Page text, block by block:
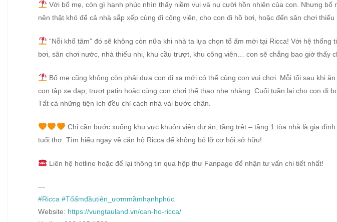
Với bố mẹ, còn gì hạnh phúc nhìn thấy niềm vui và nụ cười hồn nhiên của con. Nhưng bố
nên thật khó để cả nhà sắp xếp cùng đi công viên, cho con đi hồ bơi, hoặc đến sân chơi thiếu
“Nỗi khổ tâm” đó sẽ không còn nữa khi nhà ta lựa chọn tổ ấm mới tại Ricca! Với hệ thống
bơi, sân chơi nước, nhà thiếu nhi, khu cầu trượt, khu công viên… con sẽ chẳng bao giờ thấy
Bố mẹ cũng không còn phải đưa con đi xa mới có thể cùng con vui chơi. Mỗi tối sau khi
con tập xe đạp, trượt patin hoặc cùng con chơi thể thao nhẹ nhàng. Cuối tuần lại cho con đi
Tất cả những tiện ích đều chỉ cách nhà vài bước chân.
Chỉ cần bước xuống khu vực khuôn viên dự án, tầng trệt – tầng 1 tòa nhà là gia
tuổi thơ. Tìm hiểu ngay về căn hộ Ricca để không bỏ lỡ cơ hội sở hữu!
Liên hệ hotline hoặc để lại thông tin qua hộp thư Fanpage để nhận tư vấn chi tiết nhất!
—
#Ricca #Tổấmđầutiên_ươmmầmhạnhphúc
Website: https://vungtauland.vn/can-ho-ricca/